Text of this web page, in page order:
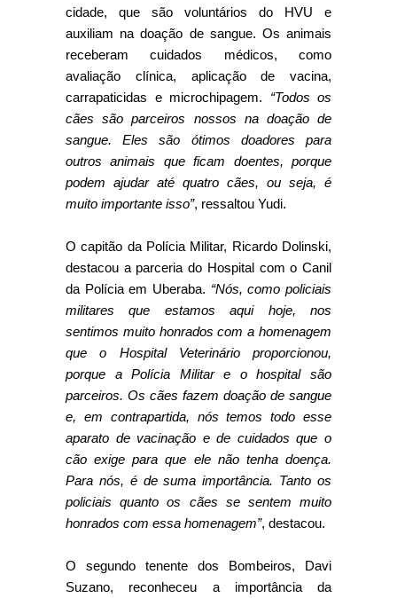
cidade, que são voluntários do HVU e
auxiliam na doação de sangue. Os animais
receberam cuidados médicos, como
avaliação clínica, aplicação de vacina,
carrapaticidas e microchipagem. “Todos os
cães são parceiros nossos na doação de
sangue. Eles são ótimos doadores para
outros animais que ficam doentes, porque
podem ajudar até quatro cães, ou seja, é
muito importante isso”, ressaltou Yudi.
O capitão da Polícia Militar, Ricardo Dolinski,
destacou a parceria do Hospital com o Canil
da Polícia em Uberaba. “Nós, como policiais
militares que estamos aqui hoje, nos
sentimos muito honrados com a homenagem
que o Hospital Veterinário proporcionou,
porque a Polícia Militar e o hospital são
parceiros. Os cães fazem doação de sangue
e, em contrapartida, nós temos todo esse
aparato de vacinação e de cuidados que o
cão exige para que ele não tenha doença.
Para nós, é de suma importância. Tanto os
policiais quanto os cães se sentem muito
honrados com essa homenagem”, destacou.
O segundo tenente dos Bombeiros, Davi
Suzano, reconheceu a importância da